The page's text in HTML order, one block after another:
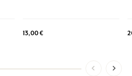
13,00 €